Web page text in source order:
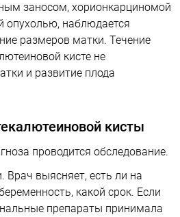
заносом, хорионкарциномой
опухолью, наблюдается
размеров матки. Течение
кисте не
и развитие плода
кисты
проводится обследование.
Врач выясняет, есть ли на
какой срок. Если
препараты принимала